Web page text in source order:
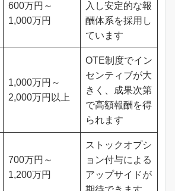
600万円～
1,000万円
入し安定的な報
酬体系を採用し
ています
1,000万円～
2,000万円以上
OTE制度でイン
センティブが大
きく、成果次第
で高額報酬を得
られます
700万円～
1,200万円
ストックオプシ
ョン付与による
アップサイドが